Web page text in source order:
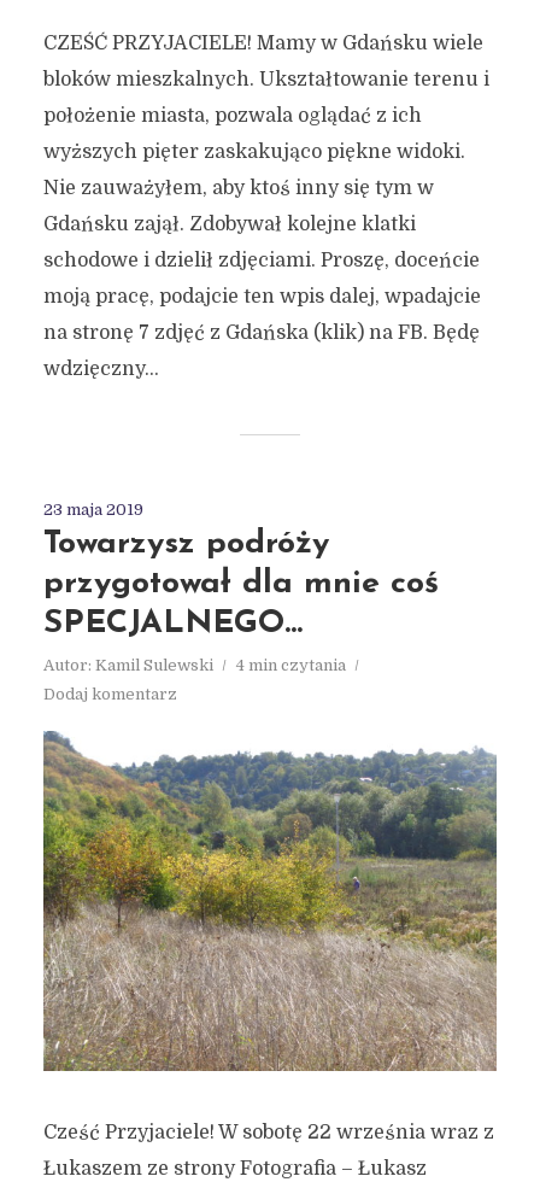
CZEŚĆ PRZYJACIELE! Mamy w Gdańsku wiele
bloków mieszkalnych. Ukształtowanie terenu i
położenie miasta, pozwala oglądać z ich
wyższych pięter zaskakująco piękne widoki.
Nie zauważyłem, aby ktoś inny się tym w
Gdańsku zajął. Zdobywał kolejne klatki
schodowe i dzielił zdjęciami. Proszę, doceńcie
moją pracę, podajcie ten wpis dalej, wpadajcie
na stronę 7 zdjęć z Gdańska (klik) na FB. Będę
wdzięczny...
23 maja 2019
Towarzysz podróży
przygotował dla mnie coś
SPECJALNEGO…
Autor: Kamil Sulewski
4 min czytania
Dodaj komentarz
Cześć Przyjaciele! W sobotę 22 września wraz z
Łukaszem ze strony Fotografia – Łukasz